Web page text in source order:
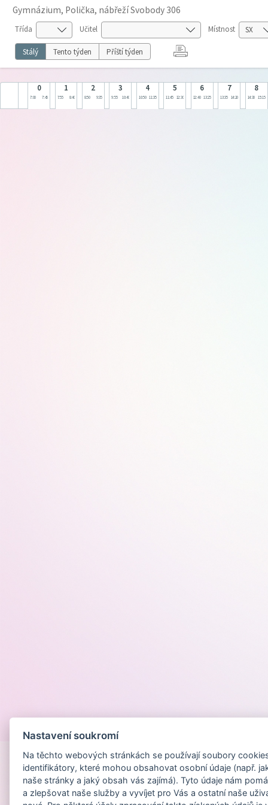
Gymnázium, Polička, nábřeží Svobody 306
Třída Učitel Místnost
Stálý Tento týden Příští týden
0
7:00 7:45
1
7:55 8:40
2
8:50 9:35
3
9:55 10:40
4
10:50 11:35
5
11:45 12:30
6
12:40 13:25
7
13:35 14:20
8
14:30 15:15
Nastavení soukromí
Na těchto webových stránkách se používají soubory
identifikátory, které mohou obsahovat osobní údaje (např.
naše stránky a jaký obsah vás zajímá). Tyto údaje nám
a zlepšovat naše služby a vyvíjet pro Vás a ostatní naše